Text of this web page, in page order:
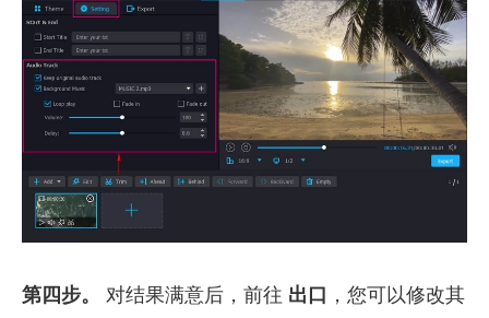
第四步。 对结果满意后，前往 出口 ，您可以修改其